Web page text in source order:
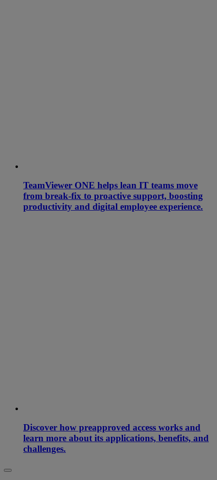
TeamViewer ONE helps lean IT teams move
from break-fix to proactive support, boosting
productivity and digital employee experience.
Discover how preapproved access works and
learn more about its applications, benefits, and
challenges.